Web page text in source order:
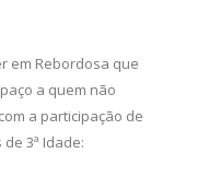
em Rebordosa que
a quem não
a participação de
3ª Idade: